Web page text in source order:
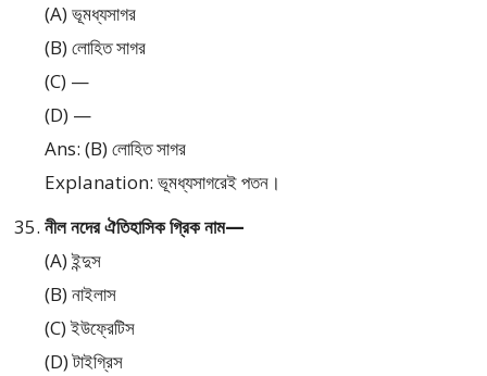
(A) ভূমধ্যসাগর
(B) লোহিত সাগর
(C) —
(D) —
Ans: (B) লোহিত সাগর
Explanation: ভূমধ্যসাগরেই পতন।
নীল নদের ঐতিহাসিক গ্রিক নাম—
(A) ইন্দুস
(B) নাইলাস
(C) ইউফ্রেটিস
(D) টাইগ্রিস